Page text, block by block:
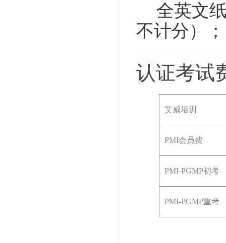
全英文纸
不计分）；
认证考试
艾威培训
PMI会员费
PMI-PGMP初考
PMI-PGMP重考